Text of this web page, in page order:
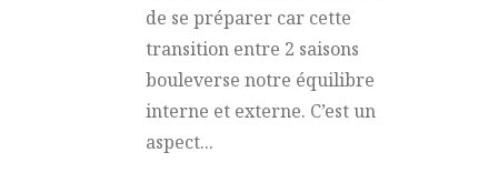
de se préparer car cette
transition entre 2 saisons
bouleverse notre équilibre
interne et externe. C’est un
aspect...